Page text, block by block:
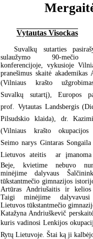
Vytautas Visockas
Suvalkų sutarties
sulaužymo 90-mečio
konferencijoje, vykusioje
pranešimus skaitė akademikas
(Vilniaus krašto
Suvalkų sutartį), Europos
prof. Vytautas Landsbergis
Pilsudskio klaida), dr.
(Vilniaus krašto okupacijos
Seimo narys Gintaras
Lietuvos ateitis  ar įmanoma
Beje, kvietime nebuvo
minėjime dalyvaus
tūkstantmečio gimnazijos
Artūras Andriušaitis ir kelios
Taigi minėjime dalyvavusi
Lietuvos tūkstantmečio
Katažyna Andriuškevič
kuris vadinosi Lenkijos
Rytų Lietuvoje. Štai ką ji